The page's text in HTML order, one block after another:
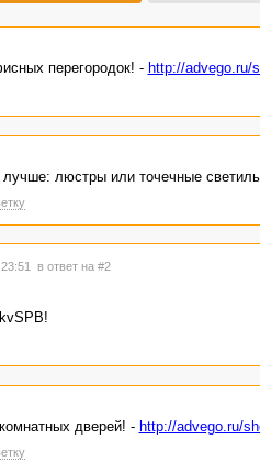
перегородок! - http://advego.ru/
люстры или точечные
в ответ на #2
дверей! - http://advego.ru/